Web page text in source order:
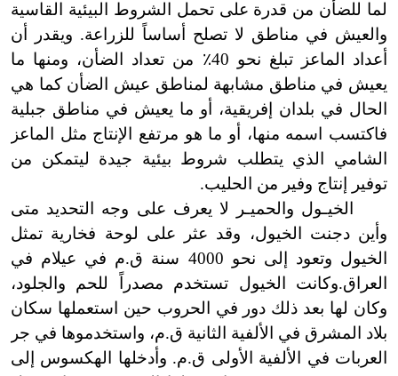
لما للضأن من قدرة على تحمل الشروط البيئية القاسية
والعيش في مناطق لا تصلح أساساً للزراعة. ويقدر أن
أعداد الماعز تبلغ نحو 40٪ من تعداد الضأن، ومنها ما
يعيش في مناطق مشابهة لمناطق عيش الضأن كما هي
الحال في بلدان إفريقية، أو ما يعيش في مناطق جبلية
فاكتسب اسمه منها، أو ما هو مرتفع الإنتاج مثل الماعز
الشامي الذي يتطلب شروط بيئية جيدة ليتمكن من
توفير إنتاج وفير من الحليب.
الخيـول والحميـر لا يعرف على وجه التحديد متى
وأين دجنت الخيول، وقد عثر على لوحة فخارية تمثل
الخيول وتعود إلى نحو 4000 سنة ق.م في عيلام في
العراق.وكانت الخيول تستخدم مصدراً للحم والجلود،
وكان لها بعد ذلك دور في الحروب حين استعملها سكان
بلاد المشرق في الألفية الثانية ق.م، واستخدموها في جر
العربات في الألفية الأولى ق.م. وأدخلها الهكسوس إلى